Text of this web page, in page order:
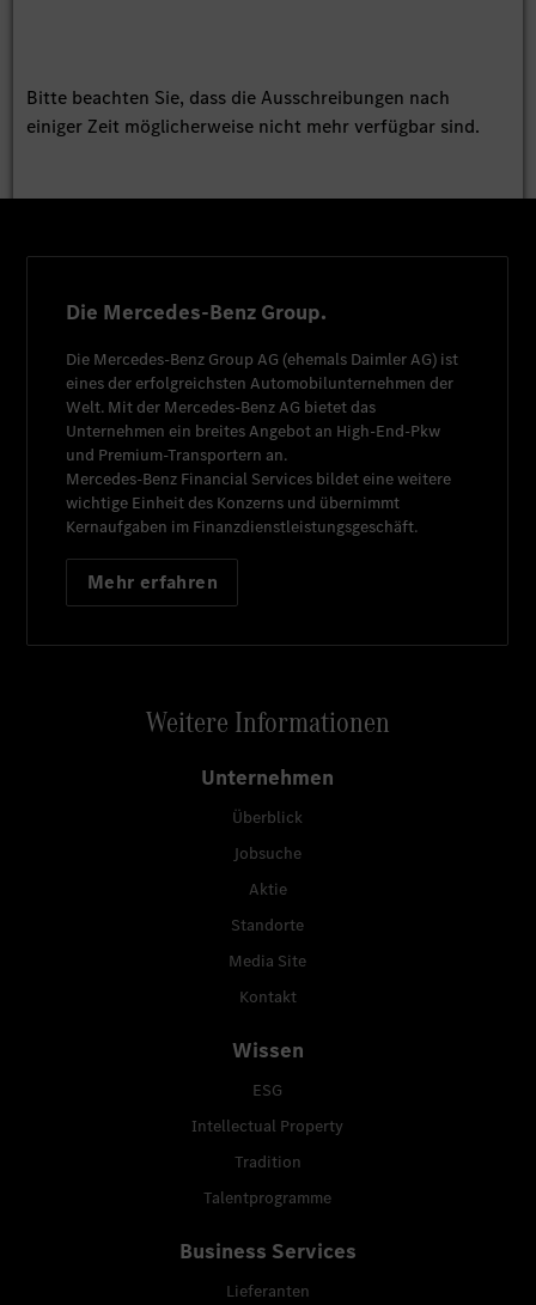
Bitte beachten Sie, dass die Ausschreibungen nach
einiger Zeit möglicherweise nicht mehr verfügbar sind.
Die Mercedes-Benz Group.
Die Mercedes-Benz Group AG (ehemals Daimler AG) ist
eines der erfolgreichsten Automobilunternehmen der
Welt. Mit der Mercedes-Benz AG bietet das
Unternehmen ein breites Angebot an High-End-Pkw
und Premium-Transportern an.
Mercedes-Benz Financial Services bildet eine weitere
wichtige Einheit des Konzerns und übernimmt
Kernaufgaben im Finanzdienstleistungsgeschäft.
Mehr erfahren
Weitere Informationen
Unternehmen
Überblick
Jobsuche
Aktie
Standorte
Media Site
Kontakt
Wissen
ESG
Intellectual Property
Tradition
Talentprogramme
Business Services
Lieferanten